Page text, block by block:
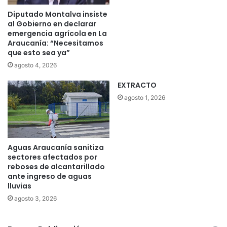
Diputado Montalva insiste
al Gobierno en declarar
emergencia agrícola en La
Araucanía: “Necesitamos
que esto sea ya”
agosto 4, 2026
Aguas Araucanía sanitiza
sectores afectados por
reboses de alcantarillado
ante ingreso de aguas
lluvias
agosto 3, 2026
EXTRACTO
agosto 1, 2026